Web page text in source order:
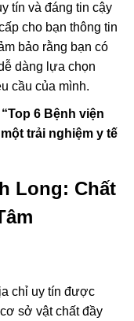
tín và đáng tin cậy
cho bạn thông tin
bảo rằng bạn có
dàng lựa chọn
cầu của mình.
6 Bệnh viện
trải nghiệm y tế
Long: Chất
chỉ uy tín được
sở vật chất đầy